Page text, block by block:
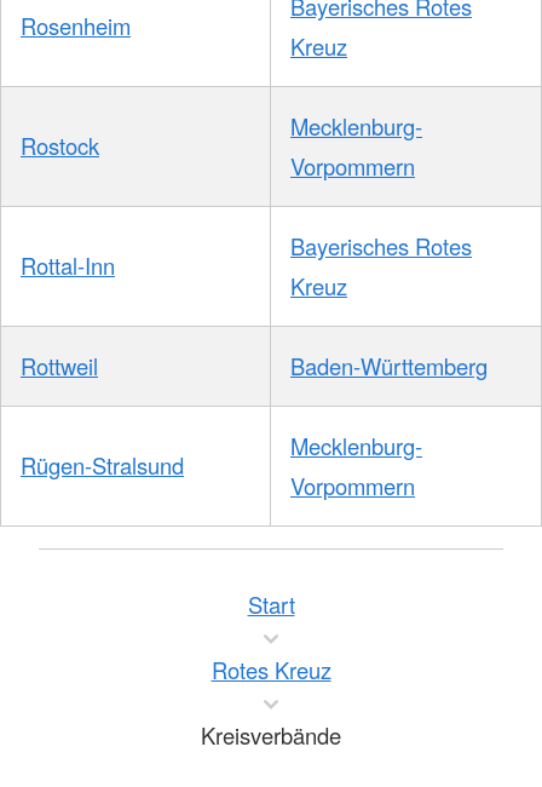
Rosenheim
Kreuz
Rostock
Mecklenburg-
Vorpommern
Rottal-Inn
Bayerisches Rotes
Kreuz
Rottweil Baden-Württemberg
Rügen-Stralsund
Mecklenburg-
Vorpommern
Start
Rotes Kreuz
Kreisverbände